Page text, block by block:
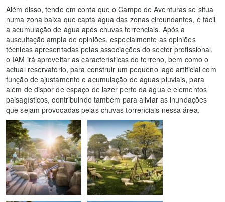
Além disso, tendo em conta que o Campo de Aventuras se situa
numa zona baixa que capta água das zonas circundantes, é fácil
a acumulação de água após chuvas torrenciais. Após a
auscultação ampla de opiniões, especialmente as opiniões
técnicas apresentadas pelas associações do sector profissional,
o IAM irá aproveitar as características do terreno, bem como o
actual reservatório, para construir um pequeno lago artificial com
função de ajustamento e acumulação de águas pluviais, para
além de dispor de espaço de lazer perto da água e elementos
paisagísticos, contribuindo também para aliviar as inundações
que sejam provocadas pelas chuvas torrenciais nessa área.